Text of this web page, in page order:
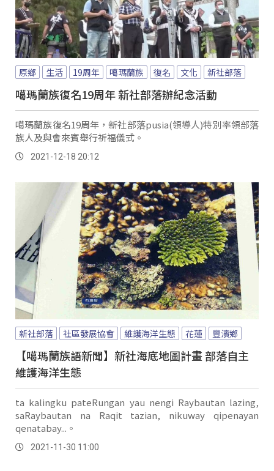
原鄉 生活 19周年 噶瑪蘭族 復名 文化 新社部落
噶瑪蘭族復名19周年 新社部落辦紀念活動
噶瑪蘭族復名19周年，新社部落pusia(領導人)特別率領部落
族人及與會來賓舉行祈福儀式。
2021-12-18 20:12
新社部落 社區發展協會 維護海洋生態 花蓮 豐濱鄉
【噶瑪蘭族語新聞】新社海底地圖計畫 部落自主
維護海洋生態
ta kalingku pateRungan yau nengi Raybautan lazing,
saRaybautan na Raqit tazian, nikuway qipenayan
qenatabay...。
2021-11-30 11:00